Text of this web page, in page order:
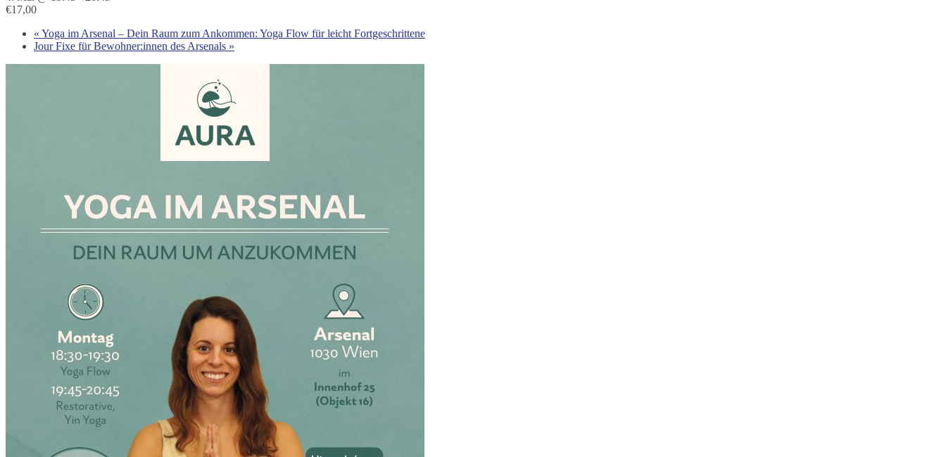
€17,00
« Yoga im Arsenal – Dein Raum zum Ankommen: Yoga Flow für leicht Fortgeschrittene
Jour Fixe für Bewohner:innen des Arsenals »